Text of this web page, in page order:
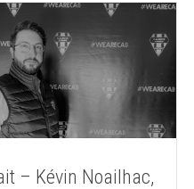
– Kévin Noailhac,